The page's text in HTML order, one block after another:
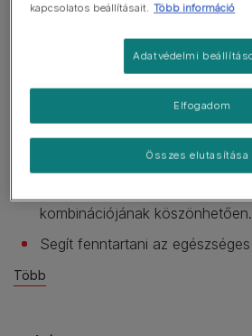
Segít javítani az érzékeny
egészségét.
egészséges bőrt és a ragyogó
Segít fenntartani az erős
kombinációjának köszönhetően.
Segít fenntartani az
Több
kapcsolatos beállításait. Több információ
Adatvédelmi
Összes elutasítása
Elfogadom